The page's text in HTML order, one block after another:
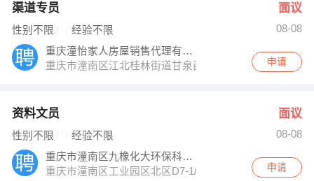
渠道专员 面议
性别不限 经验不限
08-08
重庆潼怡家人房屋销售代理有限公司
重庆市潼南区江北桂林街道甘泉西路175号
申请
资料文员 面议
性别不限 经验不限
08-08
重庆市潼南区九橡化大环保科技有限公司
重庆市潼南区工业园区北区D7-1/02地块
申请